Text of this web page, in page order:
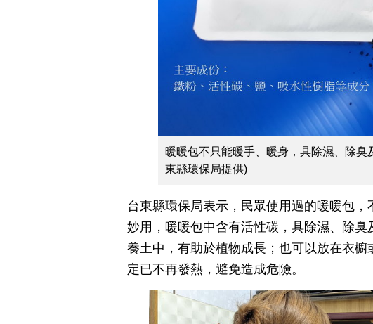
暖暖包不只能暖手、暖身，具除濕、除
東縣環保局提供)
台東縣環保局表示，民眾使用過的暖暖包
妙用，暖暖包中含有活性碳，具除濕、除
養土中，有助於植物成長；也可以放在衣
定已不再發熱，避免造成危險。